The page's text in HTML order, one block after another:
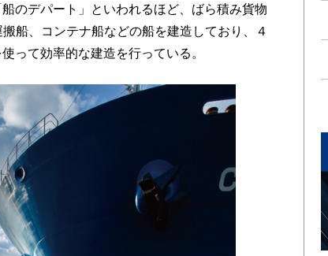
のデパート」といわれるほど、ばら積み貨物
船、コンテナ船などの船を建造しており、４
って効率的な建造を行っている。